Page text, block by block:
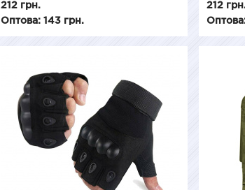
212 грн.
Оптова: 143 грн.
212